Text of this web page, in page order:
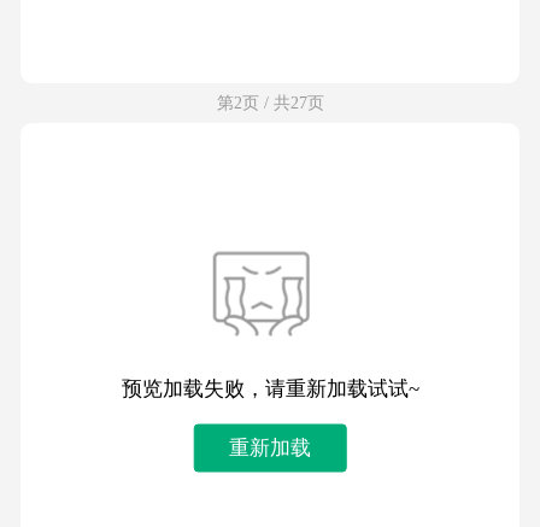
第2页 / 共27页
预览加载失败，请重新加载试试~
重新加载